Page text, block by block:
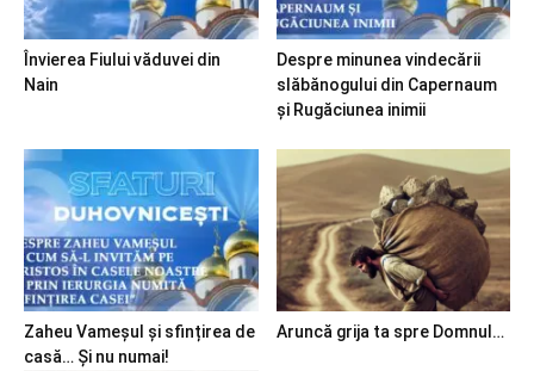
Învierea Fiului văduvei din
Nain
Despre minunea vindecării
slăbănogului din Capernaum
și Rugăciunea inimii
Zaheu Vameșul și sfințirea de
casă… Și nu numai!
Aruncă grija ta spre Domnul…